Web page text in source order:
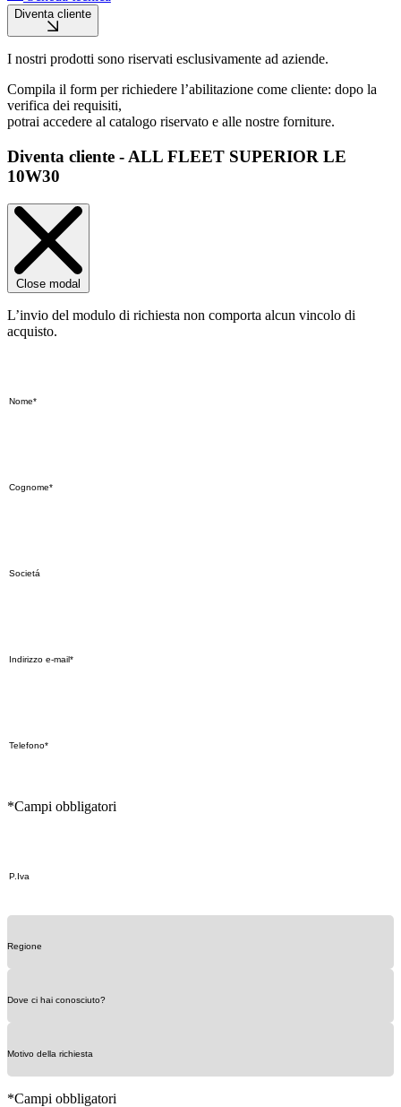
Diventa cliente
I nostri prodotti sono riservati esclusivamente ad aziende.
Compila il form per richiedere l’abilitazione come cliente: dopo la
verifica dei requisiti,
potrai accedere al catalogo riservato e alle nostre forniture.
Diventa cliente - ALL FLEET SUPERIOR LE
10W30
Close modal
L’invio del modulo di richiesta non comporta alcun vincolo di
acquisto.
*Campi obbligatori
*Campi obbligatori